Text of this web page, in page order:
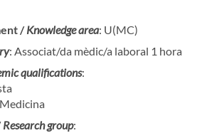
/Knowledge area: U(MC)
: Associat/da mèdic/a laboral 1 hora
qualifications:
Research group: